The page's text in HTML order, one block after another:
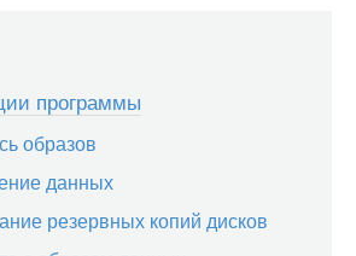
программы
образов
данных
резервных копий дисков